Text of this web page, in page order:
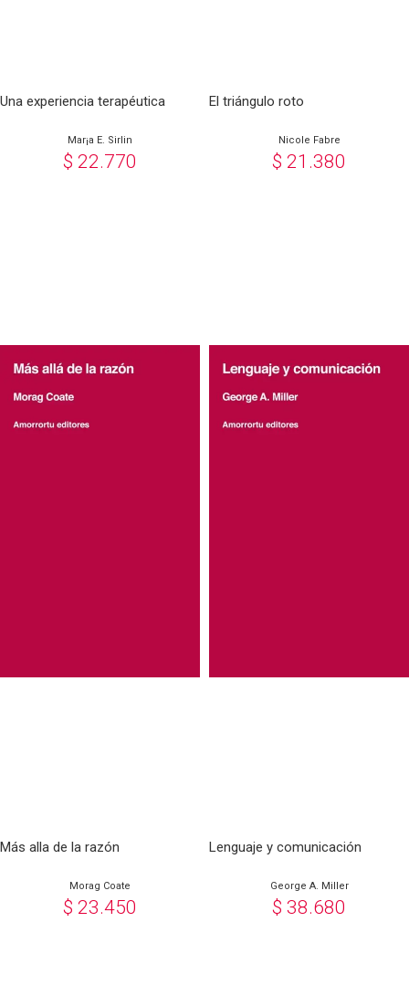
Una experiencia terapéutica
Mar¡a E. Sirlin
$ 22.770
El triángulo roto
Nicole Fabre
$ 21.380
Más alla de la razón
Morag Coate
$ 23.450
Lenguaje y comunicación
George A. Miller
$ 38.680